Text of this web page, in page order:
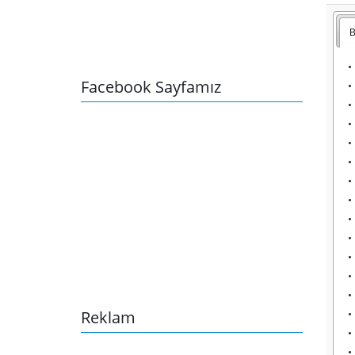
Facebook Sayfamız
Reklam